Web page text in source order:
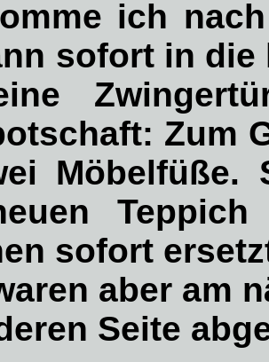
ich
sofort in
Zum
Möbelfüße.
sofort
aber am
Seite